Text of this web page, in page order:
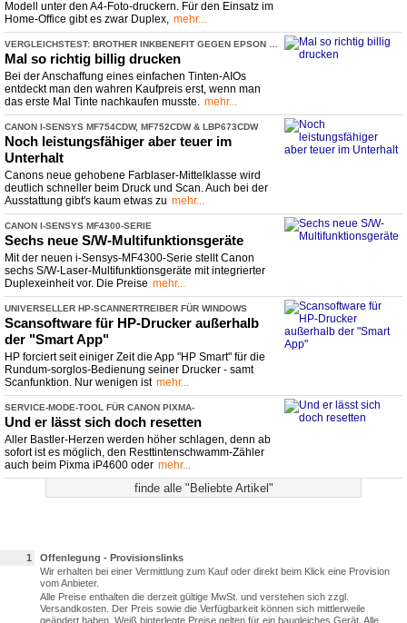
Modell unter den A4-Foto-druckern. Für den Einsatz im
Home-Office gibt es zwar Duplex, mehr...
Mal so richtig billig drucken
Bei der Anschaffung eines einfachen Tinten-AIOs
entdeckt man den wahren Kaufpreis erst, wenn man
das erste Mal Tinte nachkaufen musste.
mehr...
CANON I-​SENSYS MF754CDW, MF752CDW & LBP673CDW
Noch leistungsfähiger aber teuer im
Unterhalt
Canons neue gehobene Farblaser-Mittelklasse wird
deutlich schneller beim Druck und Scan. Auch bei der
Ausstattung gibt's kaum etwas zu mehr...
CANON I-​SENSYS MF4300-​SERIE
Sechs neue S/W-​Multifunktionsgeräte
Mit der neuen i-Sensys-MF4300-Serie stellt Canon
sechs S/W-Laser-Multifunktionsgeräte mit integrierter
Duplexeinheit vor. Die Preise mehr...
UNIVERSELLER HP-​SCANNERTREIBER FÜR WINDOWS
Scansoftware für HP-​Drucker außerhalb
der "Smart App"
HP forciert seit einiger Zeit die App "HP Smart" für die
Rundum-sorglos-Bedienung seiner Drucker - samt
Scanfunktion. Nur wenigen ist mehr...
SERVICE-​MODE-​TOOL FÜR CANON PIXMA-
​DRUCKER (IP4600, IP4700...)
Und er lässt sich doch resetten
Aller Bastler-Herzen werden höher schlagen, denn ab
sofort ist es möglich, den Resttintenschwamm-Zähler
auch beim Pixma iP4600 oder mehr...
finde alle "Beliebte Artikel"
1
Offenlegung - Provisionslinks
Wir erhalten bei einer Vermittlung zum Kauf oder direkt beim Klick eine Provision
vom Anbieter.
Alle Preise enthalten die derzeit gültige MwSt. und verstehen sich zzgl.
Versandkosten. Der Preis sowie die Verfügbarkeit können sich mittlerweile
geändert haben. Weiß hinterlegte Preise gelten für ein baugleiches Gerät. Alle